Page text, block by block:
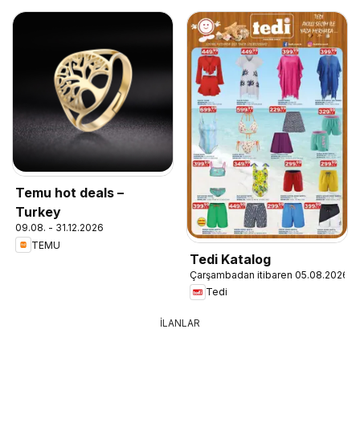
Temu hot deals –
Turkey
09.08. - 31.12.2026
TEMU
Tedi Katalog
Çarşambadan itibaren 05.08.2026
Tedi
İLANLAR